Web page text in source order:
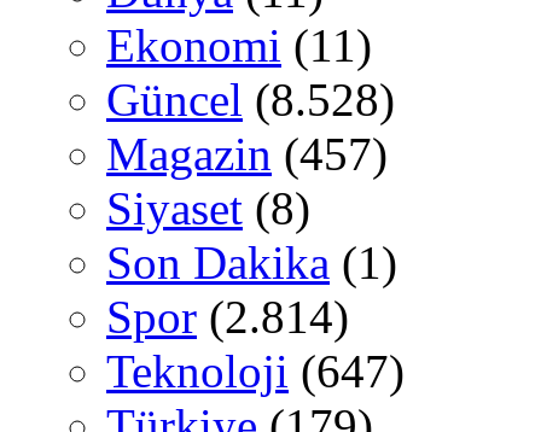
Ekonomi (11)
Güncel (8.528)
Magazin (457)
Siyaset (8)
Son Dakika (1)
Spor (2.814)
Teknoloji (647)